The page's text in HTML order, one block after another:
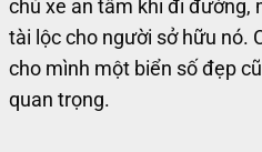
chủ xe an tâm khi đi đường,
tài lộc cho người sở hữu nó.
cho mình một biển số đẹp
quan trọng.